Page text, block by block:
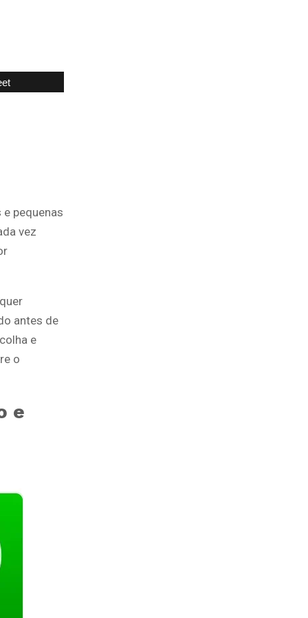
pequenas
vez
antes de
e
o
e